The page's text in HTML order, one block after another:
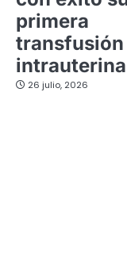
primera
transfusión
intrauterina
26 julio, 2026